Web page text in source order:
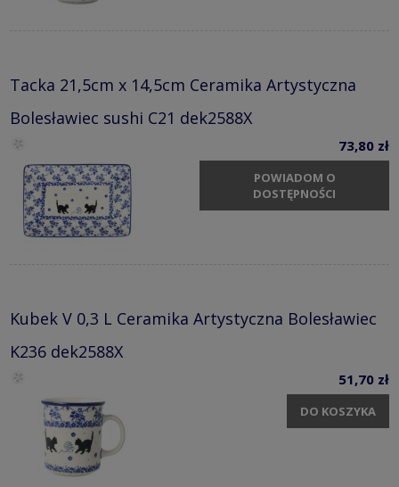
Tacka 21,5cm x 14,5cm Ceramika Artystyczna
Bolesławiec sushi C21 dek2588X
73,80 zł
POWIADOM O
DOSTĘPNOŚCI
Kubek V 0,3 L Ceramika Artystyczna Bolesławiec
K236 dek2588X
51,70 zł
DO KOSZYKA